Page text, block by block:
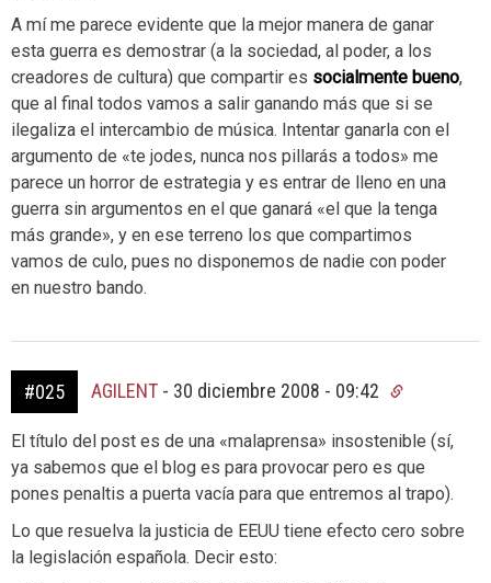
A mí me parece evidente que la mejor manera de ganar
esta guerra es demostrar (a la sociedad, al poder, a los
creadores de cultura) que compartir es socialmente bueno,
que al final todos vamos a salir ganando más que si se
ilegaliza el intercambio de música. Intentar ganarla con el
argumento de «te jodes, nunca nos pillarás a todos» me
parece un horror de estrategia y es entrar de lleno en una
guerra sin argumentos en el que ganará «el que la tenga
más grande», y en ese terreno los que compartimos
vamos de culo, pues no disponemos de nadie con poder
en nuestro bando.
#025 AGILENT - 30 diciembre 2008 - 09:42
El título del post es de una «malaprensa» insostenible (sí,
ya sabemos que el blog es para provocar pero es que
pones penaltis a puerta vacía para que entremos al trapo).
Lo que resuelva la justicia de EEUU tiene efecto cero sobre
la legislación española. Decir esto: